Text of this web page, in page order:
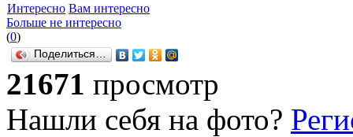
Интересно Вам интересно
Больше не интересно
(0)
Поделиться…
21671 просмотр
Нашли себя на фото?